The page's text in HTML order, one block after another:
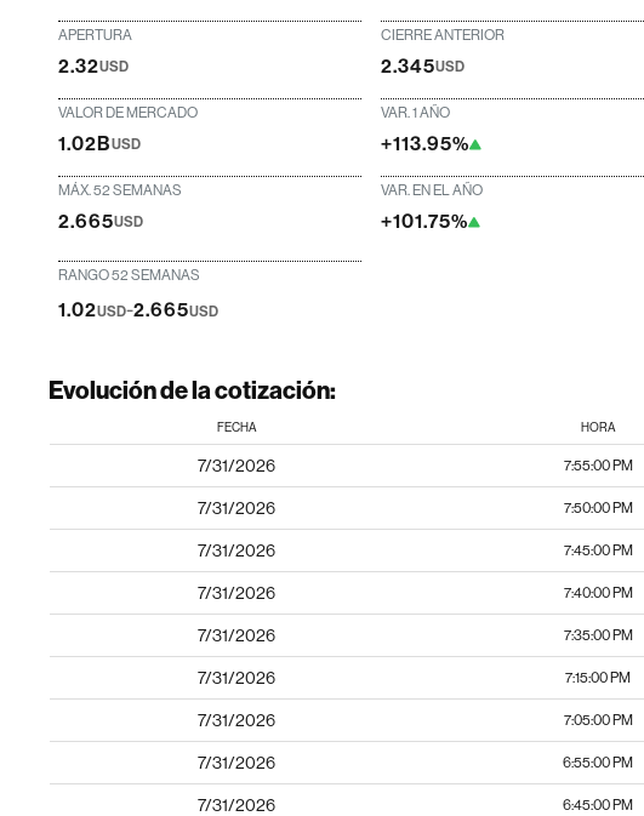
APERTURA
2.32USD
CIERRE ANTERIOR
2.345USD
VALOR DE MERCADO
1.02BUSD
VAR. 1 AÑO
+113.95%
MÁX. 52 SEMANAS
2.665USD
VAR. EN EL AÑO
+101.75%
RANGO 52 SEMANAS
1.02USD-2.665USD
Evolución de la cotización:
FECHA HORA
7/31/2026 7:55:00 PM
7/31/2026 7:50:00 PM
7/31/2026 7:45:00 PM
7/31/2026 7:40:00 PM
7/31/2026 7:35:00 PM
7/31/2026 7:15:00 PM
7/31/2026 7:05:00 PM
7/31/2026 6:55:00 PM
7/31/2026 6:45:00 PM